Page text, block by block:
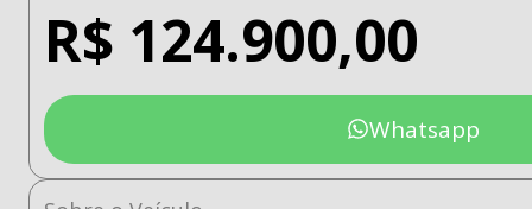
R$ 124.900,00
Whatsapp